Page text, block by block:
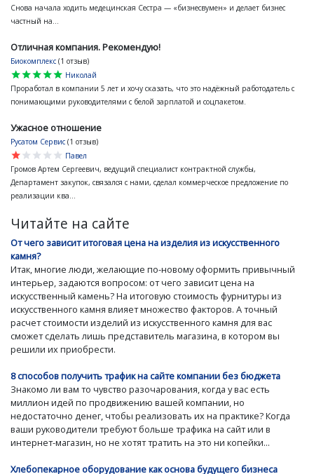
Снова начала ходить медецинская Сестра — «бизнесвумен» и делает бизнес
частный на...
Отличная компания. Рекомендую!
Биокомплекс (1 отзыв)
star
star
star
star
star
Николай
Проработал в компании 5 лет и хочу сказать, что это надёжный работодатель с
понимающими руководителями с белой зарплатой и соцпакетом.
Ужасное отношение
Русатом Сервис (1 отзыв)
star
star
star
star
star
Павел
Громов Артем Сергеевич, ведущий специалист контрактной службы,
Департамент закупок, связался с нами, сделал коммерческое предложение по
реализации ква...
Читайте на сайте
От чего зависит итоговая цена на изделия из искусственного
камня?
Итак, многие люди, желающие по-новому оформить привычный
интерьер, задаются вопросом: от чего зависит цена на
искусственный камень? На итоговую стоимость фурнитуры из
искусственного камня влияет множество факторов. А точный
расчет стоимости изделий из искусственного камня для вас
сможет сделать лишь представитель магазина, в котором вы
решили их приобрести.
8 способов получить трафик на сайте компании без бюджета
Знакомо ли вам то чувство разочарования, когда у вас есть
миллион идей по продвижению вашей компании, но
недостаточно денег, чтобы реализовать их на практике? Когда
ваши руководители требуют больше трафика на сайт или в
интернет-магазин, но не хотят тратить на это ни копейки...
Хлебопекарное оборудование как основа будущего бизнеса